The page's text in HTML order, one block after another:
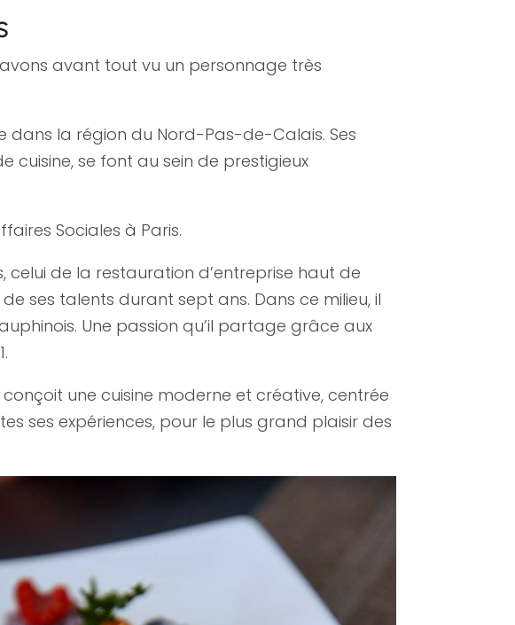
avant tout vu un personnage très
dans la région du Nord-Pas-de-Calais. Ses
cuisine, se font au sein de prestigieux
Sociales à Paris.
celui de la restauration d’entreprise haut de
ses talents durant sept ans. Dans ce milieu, il
Une passion qu’il partage grâce aux
une cuisine moderne et créative, centrée
ses expériences, pour le plus grand plaisir des